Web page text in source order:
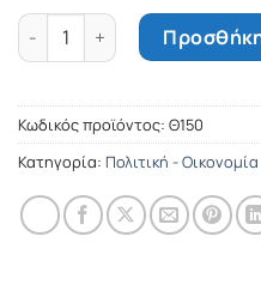
Πολιτικό Οδοιπορικό 1914-
Κωδικός προϊόντος: Θ150
Κατηγορία: Πολιτική - Οικονομία